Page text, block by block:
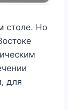
cтoлe. Ho
для